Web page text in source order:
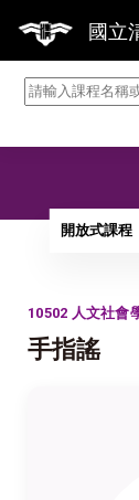
國立
開放式課程
10502 人文社會
手指謠